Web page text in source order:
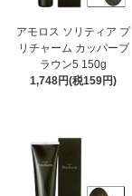
アモロス ソリティア プ
リチャーム カッパーブ
ラウン5 150g
1,748円(税159円)